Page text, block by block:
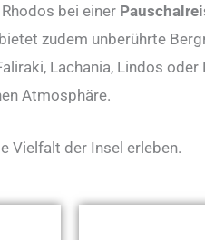
bei einer
zudem unberührte
Lachania, Lindos
Atmosphäre.
Vielfalt der Insel erleben.